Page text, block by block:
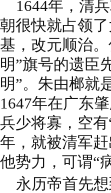
1644年，清
朝很快就占领
基，改元顺治
明”旗号的遗臣
明”。朱由榔就
1647年在广东
兵少将寡，空
年，就被清军
他势力，可谓“
永历帝首先想